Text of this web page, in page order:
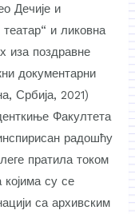
Дечије и
и ликовна
иза поздравне
документарни
Србија, 2021)
Факултета
радошћу
пратила током
су се
са архивским